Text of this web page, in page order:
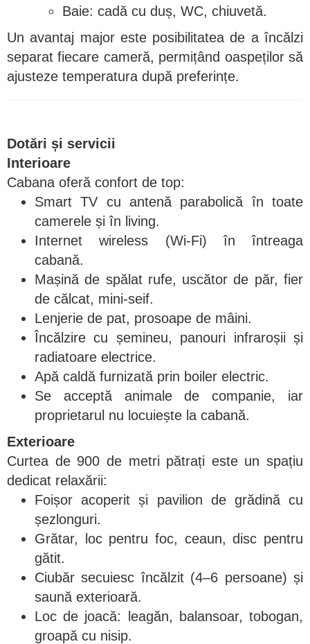
Baie: cadă cu duș, WC, chiuvetă.
Un avantaj major este posibilitatea de a încălzi
separat fiecare cameră, permițând oaspeților să
ajusteze temperatura după preferințe.
Dotări și servicii
Interioare
Cabana oferă confort de top:
Smart TV cu antenă parabolică în toate
camerele și în living.
Internet wireless (Wi-Fi) în întreaga
cabană.
Mașină de spălat rufe, uscător de păr, fier
de călcat, mini-seif.
Lenjerie de pat, prosoape de mâini.
Încălzire cu șemineu, panouri infraroșii și
radiatoare electrice.
Apă caldă furnizată prin boiler electric.
Se acceptă animale de companie, iar
proprietarul nu locuiește la cabană.
Exterioare
Curtea de 900 de metri pătrați este un spațiu
dedicat relaxării:
Foișor acoperit și pavilion de grădină cu
șezlonguri.
Grătar, loc pentru foc, ceaun, disc pentru
gătit.
Ciubăr secuiesc încălzit (4–6 persoane) și
saună exterioară.
Loc de joacă: leagăn, balansoar, tobogan,
groapă cu nisip.